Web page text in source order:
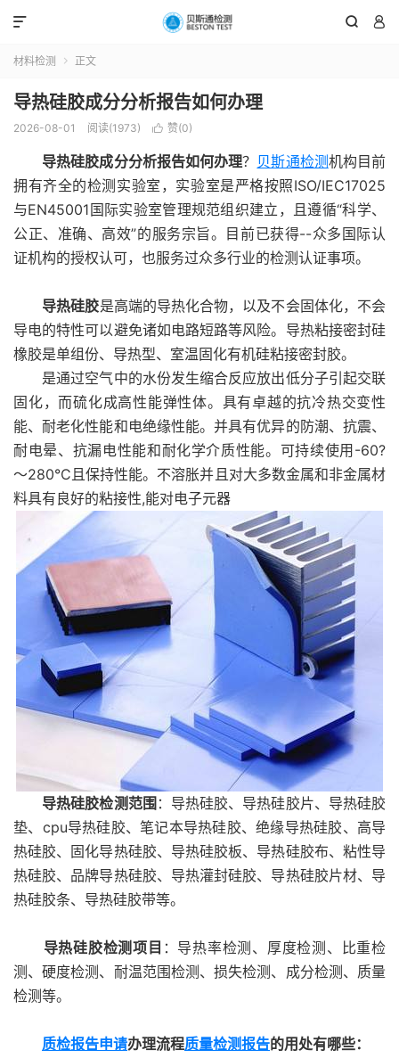
 

材料检测  正文
导热硅胶成分分析报告如何办理
2026-08-01 阅读(1973)  赞(0)
导热硅胶成分分析报告如何办理？ 贝斯通检测机构目前
拥有齐全的检测实验室，实验室是严格按照ISO/IEC17025
与EN45001国际实验室管理规范组织建立，且遵循“科学、
公正、准确、高效”的服务宗旨。目前已获得--众多国际认
证机构的授权认可，也服务过众多行业的检测认证事项。
导热硅胶是高端的导热化合物，以及不会固体化，不会
导电的特性可以避免诸如电路短路等风险。导热粘接密封硅
橡胶是单组份、导热型、室温固化有机硅粘接密封胶。
是通过空气中的水份发生缩合反应放出低分子引起交联
固化，而硫化成高性能弹性体。具有卓越的抗冷热交变性
能、耐老化性能和电绝缘性能。并具有优异的防潮、抗震、
耐电晕、抗漏电性能和耐化学介质性能。可持续使用-60?
～280°C且保持性能。不溶胀并且对大多数金属和非金属材
料具有良好的粘接性,能对电子元器
导热硅胶检测范围 ：导热硅胶、导热硅胶片、导热硅胶
垫、cpu导热硅胶、笔记本导热硅胶、绝缘导热硅胶、高导
热硅胶、固化导热硅胶、导热硅胶板、导热硅胶布、粘性导
热硅胶、品牌导热硅胶、导热灌封硅胶、导热硅胶片材、导
热硅胶条、导热硅胶带等。
导热硅胶检测项目 ：导热率检测、厚度检测、比重检
测、硬度检测、耐温范围检测、损失检测、成分检测、质量
检测等。
质检报告申请办理流程质量检测报告的用处有哪些：